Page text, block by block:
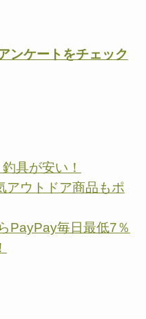
ンケートをチェック
具が安い！
アウトドア商品もポ
PayPay毎日最低7％